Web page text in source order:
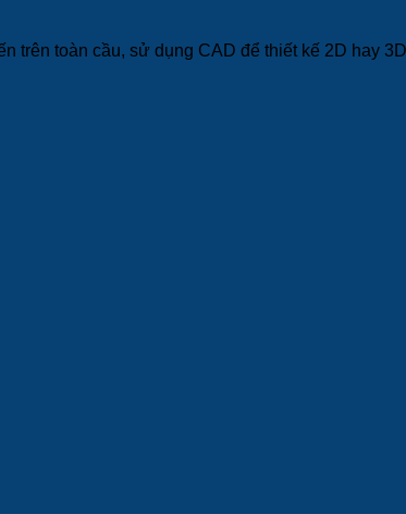
trên toàn cầu, sử dụng CAD để thiết kế 2D hay